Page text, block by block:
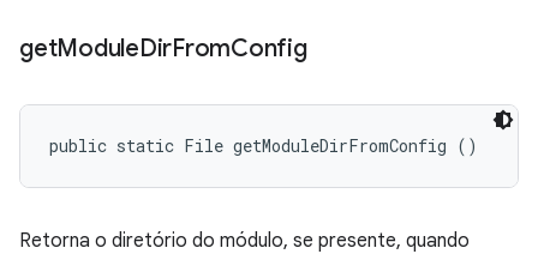
getModuleDirFromConfig
public static File getModuleDirFromConfig ()
Retorna o diretório do módulo, se presente, quando